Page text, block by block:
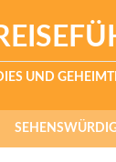
UND